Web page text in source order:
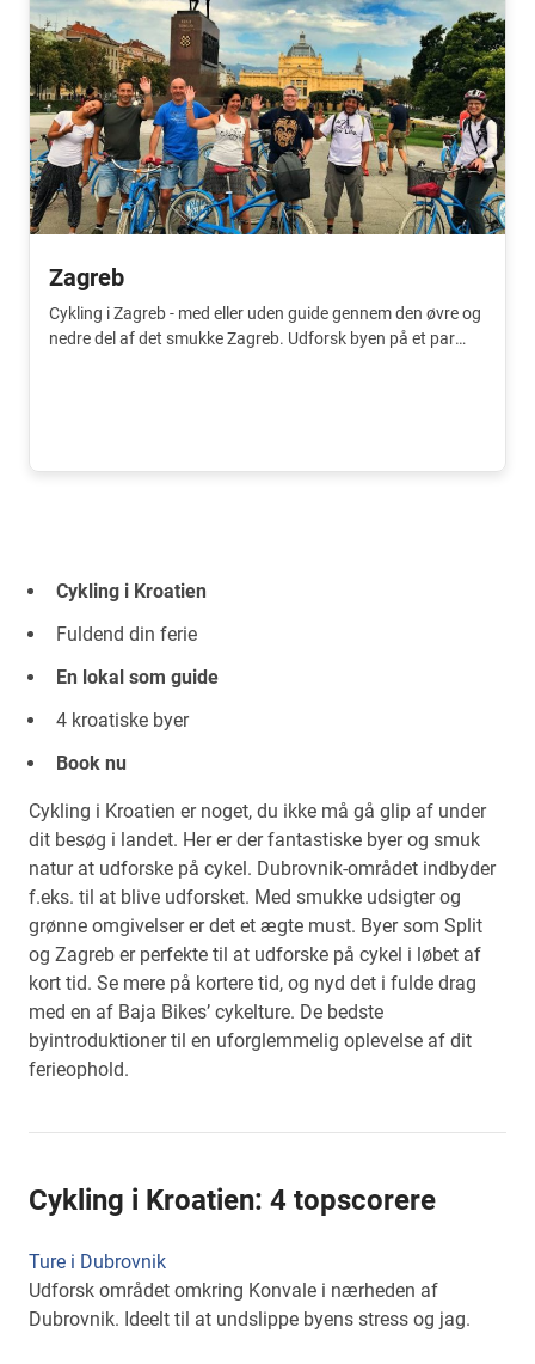
Zagreb
Cykling i Zagreb - med eller uden guide gennem den øvre og
nedre del af det smukke Zagreb. Udforsk byen på et par
Cykling i Kroatien
Fuldend din ferie
En lokal som guide
4 kroatiske byer
Book nu
Cykling i Kroatien er noget, du ikke må gå glip af under
dit besøg i landet. Her er der fantastiske byer og smuk
natur at udforske på cykel. Dubrovnik-området indbyder
f.eks. til at blive udforsket. Med smukke udsigter og
grønne omgivelser er det et ægte must. Byer som Split
og Zagreb er perfekte til at udforske på cykel i løbet af
kort tid. Se mere på kortere tid, og nyd det i fulde drag
med en af Baja Bikes’ cykelture. De bedste
byintroduktioner til en uforglemmelig oplevelse af dit
ferieophold.
Cykling i Kroatien: 4 topscorere
Ture i Dubrovnik
Udforsk området omkring Konvale i nærheden af
Dubrovnik. Ideelt til at undslippe byens stress og jag.